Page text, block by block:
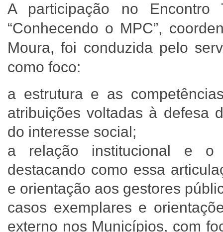
A participação no
“Conhecendo o MPC”,
Moura, foi conduzida pelo
como foco:
a estrutura e as
atribuições voltadas à defesa
do interesse social;
a relação institucional e o
destacando como essa
e orientação aos gestores
casos exemplares e
externo nos Municípios, com